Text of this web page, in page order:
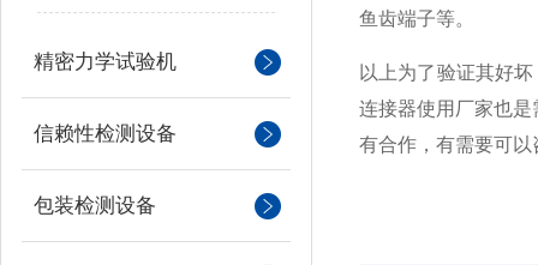
精密力学试验机
信赖性检测设备
包装检测设备
鱼齿端子等。
以上为了验证其好
连接器使用厂家也
有合作，有需要可以